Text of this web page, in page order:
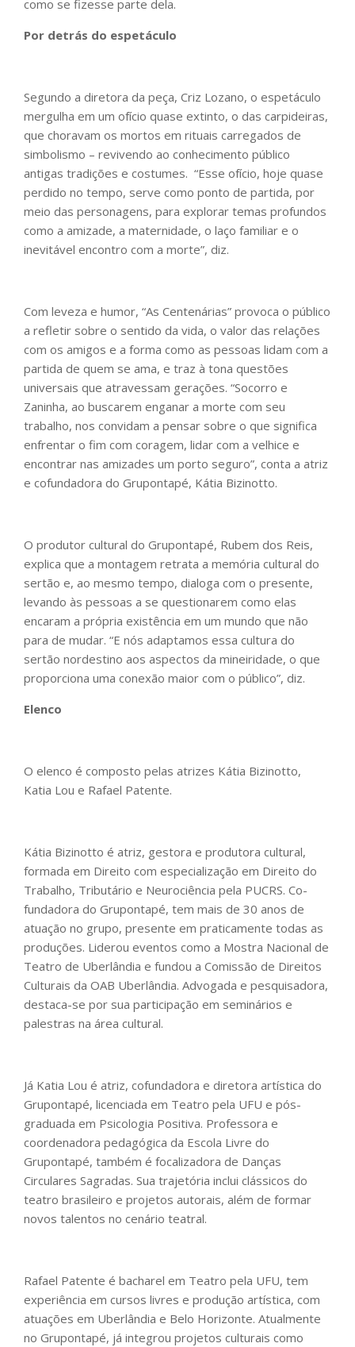
como se fizesse parte dela.
Por detrás do espetáculo
Segundo a diretora da peça, Criz Lozano, o espetáculo
mergulha em um ofício quase extinto, o das carpideiras,
que choravam os mortos em rituais carregados de
simbolismo – revivendo ao conhecimento público
antigas tradições e costumes. “Esse ofício, hoje quase
perdido no tempo, serve como ponto de partida, por
meio das personagens, para explorar temas profundos
como a amizade, a maternidade, o laço familiar e o
inevitável encontro com a morte”, diz.
Com leveza e humor, “As Centenárias” provoca o público
a refletir sobre o sentido da vida, o valor das relações
com os amigos e a forma como as pessoas lidam com a
partida de quem se ama, e traz à tona questões
universais que atravessam gerações. “Socorro e
Zaninha, ao buscarem enganar a morte com seu
trabalho, nos convidam a pensar sobre o que significa
enfrentar o fim com coragem, lidar com a velhice e
encontrar nas amizades um porto seguro”, conta a atriz
e cofundadora do Grupontapé, Kátia Bizinotto.
O produtor cultural do Grupontapé, Rubem dos Reis,
explica que a montagem retrata a memória cultural do
sertão e, ao mesmo tempo, dialoga com o presente,
levando às pessoas a se questionarem como elas
encaram a própria existência em um mundo que não
para de mudar. “E nós adaptamos essa cultura do
sertão nordestino aos aspectos da mineiridade, o que
proporciona uma conexão maior com o público”, diz.
Elenco
O elenco é composto pelas atrizes Kátia Bizinotto,
Katia Lou e Rafael Patente.
Kátia Bizinotto é atriz, gestora e produtora cultural,
formada em Direito com especialização em Direito do
Trabalho, Tributário e Neurociência pela PUCRS. Co-
fundadora do Grupontapé, tem mais de 30 anos de
atuação no grupo, presente em praticamente todas as
produções. Liderou eventos como a Mostra Nacional de
Teatro de Uberlândia e fundou a Comissão de Direitos
Culturais da OAB Uberlândia. Advogada e pesquisadora,
destaca-se por sua participação em seminários e
palestras na área cultural.
Já Katia Lou é atriz, cofundadora e diretora artística do
Grupontapé, licenciada em Teatro pela UFU e pós-
graduada em Psicologia Positiva. Professora e
coordenadora pedagógica da Escola Livre do
Grupontapé, também é focalizadora de Danças
Circulares Sagradas. Sua trajetória inclui clássicos do
teatro brasileiro e projetos autorais, além de formar
novos talentos no cenário teatral.
Rafael Patente é bacharel em Teatro pela UFU, tem
experiência em cursos livres e produção artística, com
atuações em Uberlândia e Belo Horizonte. Atualmente
no Grupontapé, já integrou projetos culturais como